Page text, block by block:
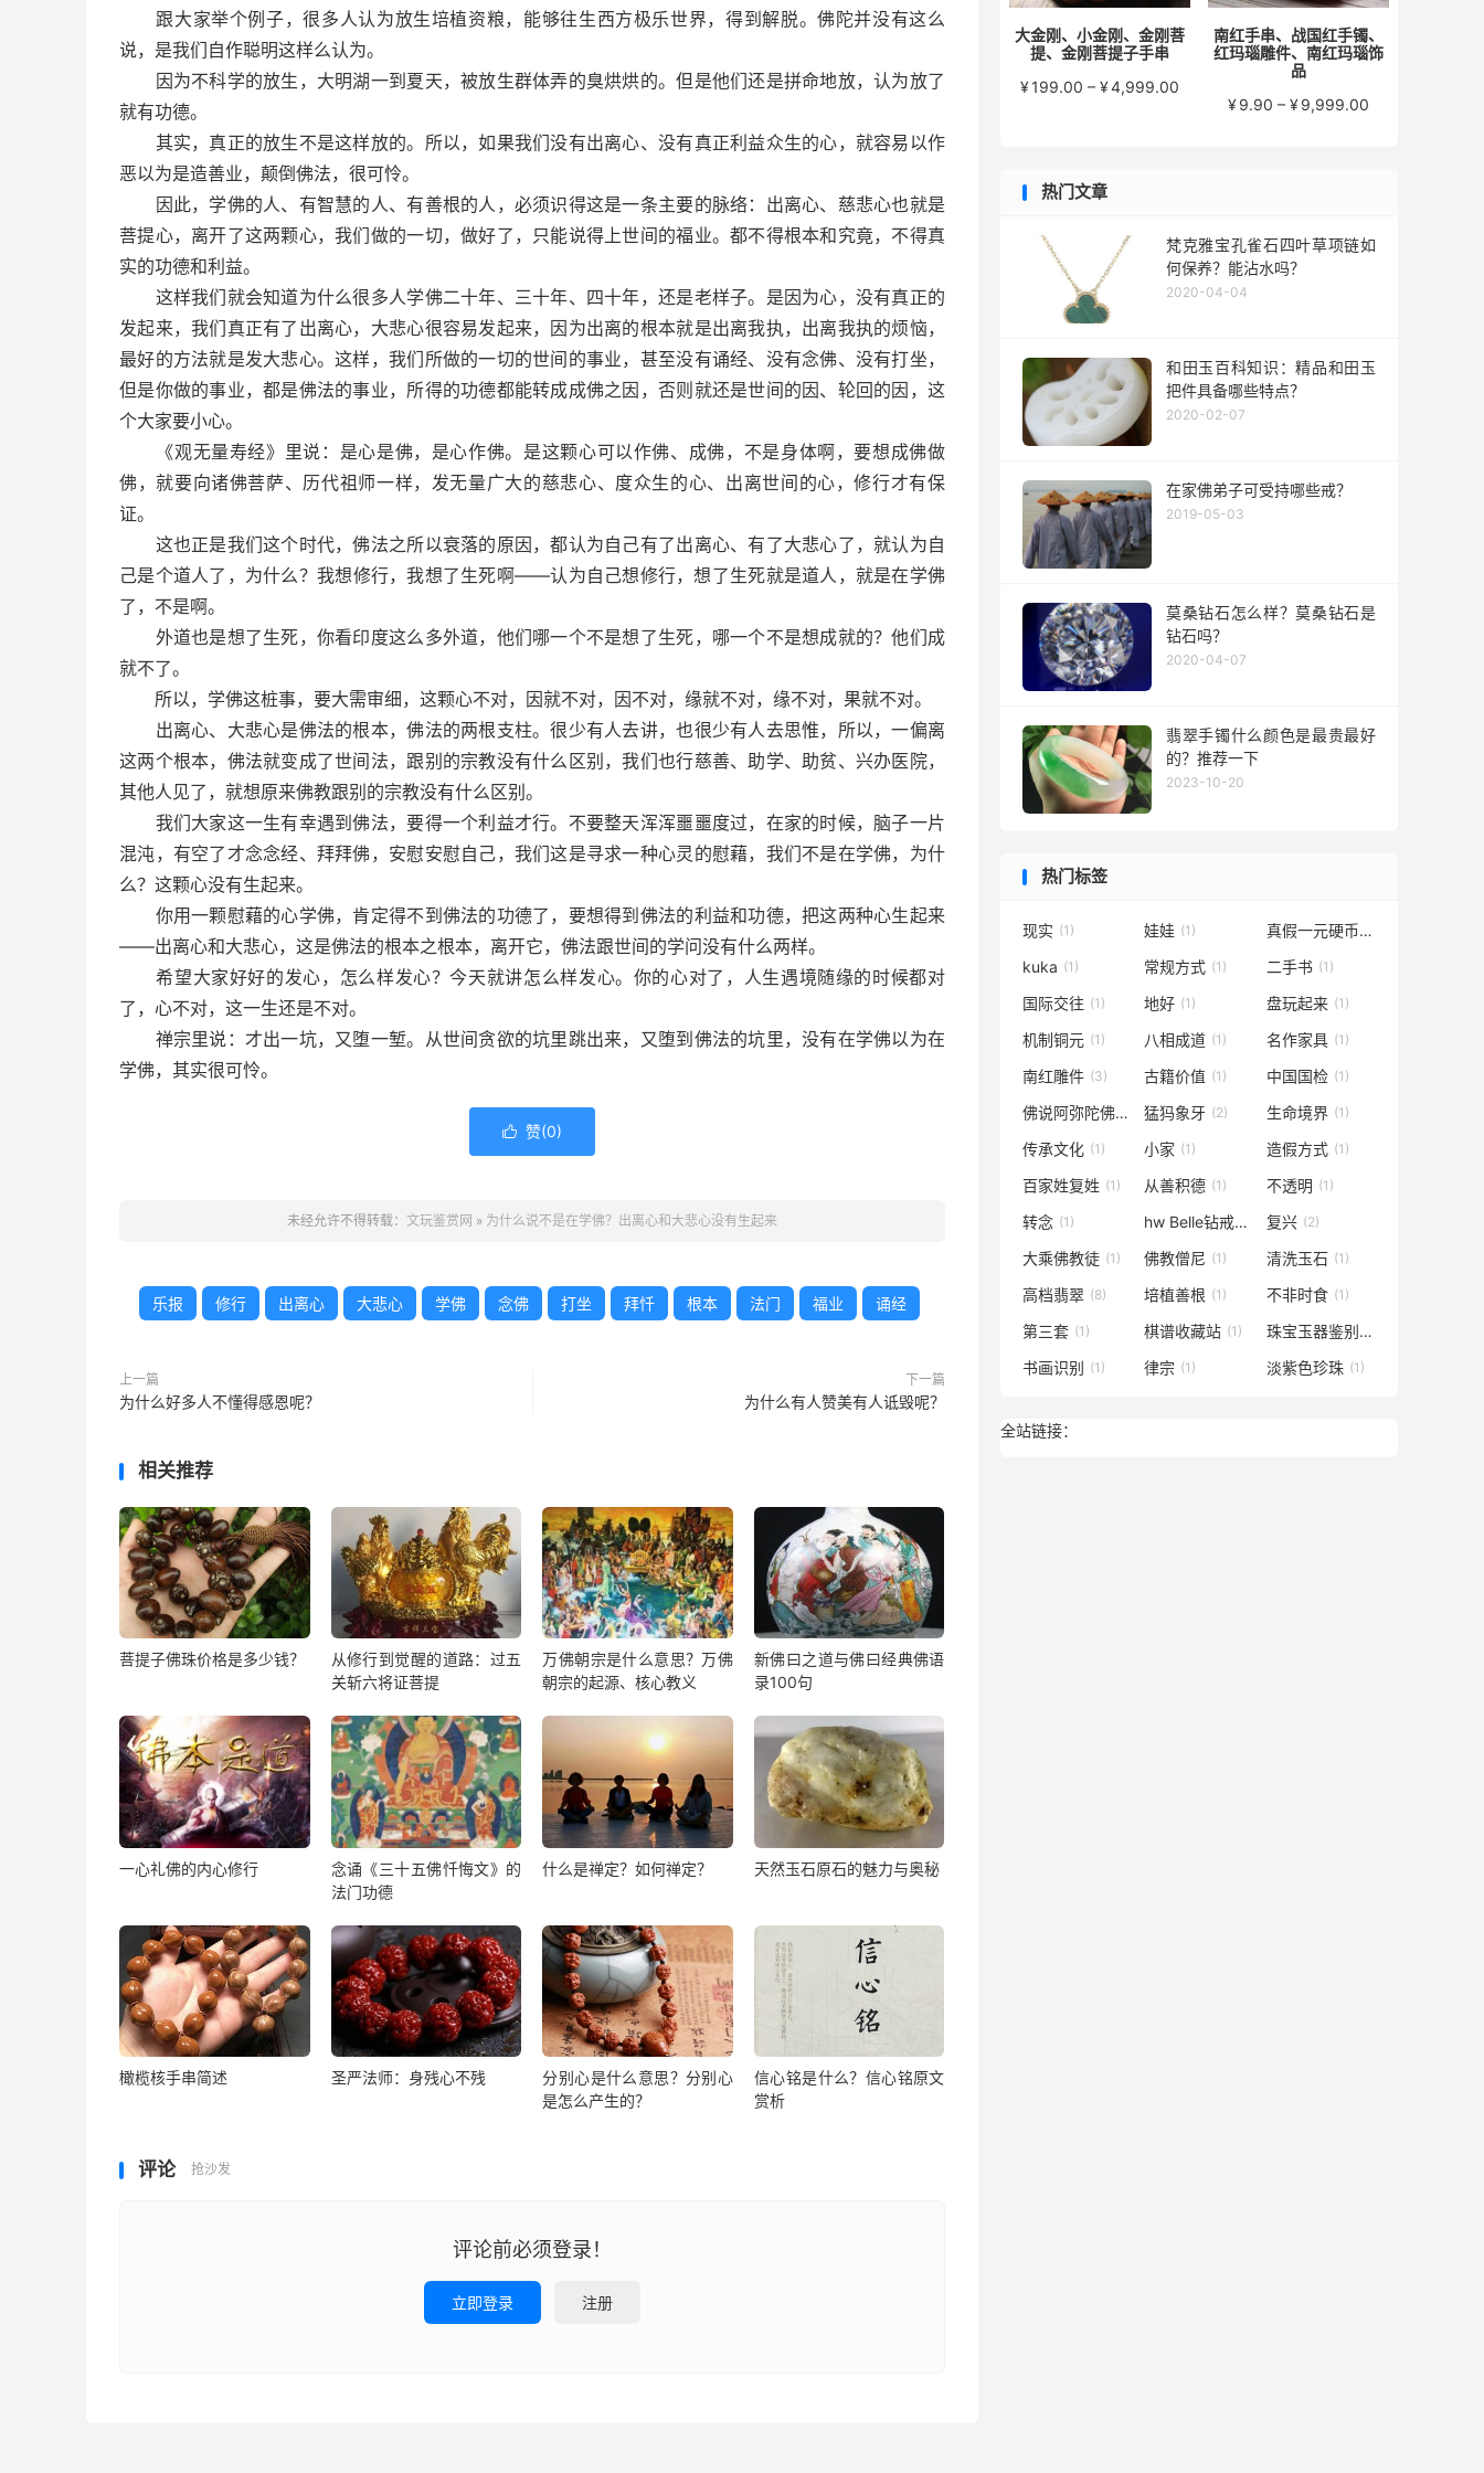
跟大家举个例子，很多人认为放生培植资粮，能够往生西方极乐世界，得到解脱。佛陀并没有这么
说，是我们自作聪明这样么认为。
因为不科学的放生，大明湖一到夏天，被放生群体弄的臭烘烘的。但是他们还是拼命地放，认为放了
就有功德。
其实，真正的放生不是这样放的。所以，如果我们没有出离心、没有真正利益众生的心，就容易以作
恶以为是造善业，颠倒佛法，很可怜。
因此，学佛的人、有智慧的人、有善根的人，必须识得这是一条主要的脉络：出离心、慈悲心也就是
菩提心，离开了这两颗心，我们做的一切，做好了，只能说得上世间的福业。都不得根本和究竟，不得真
实的功德和利益。
这样我们就会知道为什么很多人学佛二十年、三十年、四十年，还是老样子。是因为心，没有真正的
发起来，我们真正有了出离心，大悲心很容易发起来，因为出离的根本就是出离我执，出离我执的烦恼，
最好的方法就是发大悲心。这样，我们所做的一切的世间的事业，甚至没有诵经、没有念佛、没有打坐，
但是你做的事业，都是佛法的事业，所得的功德都能转成成佛之因，否则就还是世间的因、轮回的因，这
个大家要小心。
《观无量寿经》里说：是心是佛，是心作佛。是这颗心可以作佛、成佛，不是身体啊，要想成佛做
佛，就要向诸佛菩萨、历代祖师一样，发无量广大的慈悲心、度众生的心、出离世间的心，修行才有保
证。
这也正是我们这个时代，佛法之所以衰落的原因，都认为自己有了出离心、有了大悲心了，就认为自
己是个道人了，为什么？我想修行，我想了生死啊——认为自己想修行，想了生死就是道人，就是在学佛
了，不是啊。
外道也是想了生死，你看印度这么多外道，他们哪一个不是想了生死，哪一个不是想成就的？他们成
就不了。
所以，学佛这桩事，要大需审细，这颗心不对，因就不对，因不对，缘就不对，缘不对，果就不对。
出离心、大悲心是佛法的根本，佛法的两根支柱。很少有人去讲，也很少有人去思惟，所以，一偏离
这两个根本，佛法就变成了世间法，跟别的宗教没有什么区别，我们也行慈善、助学、助贫、兴办医院，
其他人见了，就想原来佛教跟别的宗教没有什么区别。
我们大家这一生有幸遇到佛法，要得一个利益才行。不要整天浑浑噩噩度过，在家的时候，脑子一片
混沌，有空了才念念经、拜拜佛，安慰安慰自己，我们这是寻求一种心灵的慰藉，我们不是在学佛，为什
么？这颗心没有生起来。
你用一颗慰藉的心学佛，肯定得不到佛法的功德了，要想得到佛法的利益和功德，把这两种心生起来
——出离心和大悲心，这是佛法的根本之根本，离开它，佛法跟世间的学问没有什么两样。
希望大家好好的发心，怎么样发心？今天就讲怎么样发心。你的心对了，人生遇境随缘的时候都对
了，心不对，这一生还是不对。
禅宗里说：才出一坑，又堕一堑。从世间贪欲的坑里跳出来，又堕到佛法的坑里，没有在学佛以为在
学佛，其实很可怜。
 赞(0)
未经允许不得转载： 文玩鉴赏网 » 为什么说不是在学佛？出离心和大悲心没有生起来
乐报 修行 出离心 大悲心 学佛 念佛 打坐 拜忏 根本 法门 福业 诵经
上一篇
为什么好多人不懂得感恩呢？
下一篇
为什么有人赞美有人诋毁呢？
相关推荐
菩提子佛珠价格是多少钱？
从修行到觉醒的道路：过五
关斩六将证菩提
万佛朝宗是什么意思？万佛
朝宗的起源、核心教义
新佛曰之道与佛曰经典佛语
录100句
一心礼佛的内心修行
念诵《三十五佛忏悔文》的
法门功德
什么是禅定？如何禅定？ 天然玉石原石的魅力与奥秘
橄榄核手串简述 圣严法师：身残心不残
分别心是什么意思？分别心
是怎么产生的？
信心铭是什么？信心铭原文
赏析
评论 抢沙发
评论前必须登录！
立即登录 注册
大金刚、小金刚、金刚菩
提、金刚菩提子手串
¥199.00 – ¥4,999.00
南红手串、战国红手镯、
红玛瑙雕件、南红玛瑙饰
品
¥9.90 – ¥9,999.00
¥9,999.00
热门文章
梵克雅宝孔雀石四叶草项链如
何保养？能沾水吗？
2020-04-04
和田玉百科知识：精品和田玉
把件具备哪些特点？
2020-02-07
在家佛弟子可受持哪些戒？
2019-05-03
莫桑钻石怎么样？莫桑钻石是
钻石吗？
2020-04-07
翡翠手镯什么颜色是最贵最好
的？推荐一下
2023-10-20
热门标签
现实 (1) 娃娃 (1) 真假一元硬币
(1)
kuka (1) 常规方式 (1) 二手书 (1)
国际交往 (1) 地好 (1) 盘玩起来 (1)
机制铜元 (1) 八相成道 (1) 名作家具 (1)
南红雕件 (3) 古籍价值 (1) 中国国检 (1)
佛说阿弥陀佛经 (1)
猛犸象牙 (2) 生命境界 (1)
传承文化 (1) 小家 (1) 造假方式 (1)
百家姓复姓 (1) 从善积德 (1) 不透明 (1)
转念 (1) hw Belle钻戒
(1) 复兴 (2)
大乘佛教徒 (1) 佛教僧尼 (1) 清洗玉石 (1)
高档翡翠 (8) 培植善根 (1) 不非时食 (1)
第三套 (1) 棋谱收藏站 (1) 珠宝玉器鉴别
(1)
书画识别 (1) 律宗 (1) 淡紫色珍珠 (1)
全站链接：